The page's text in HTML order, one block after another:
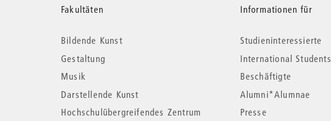
Weitere
Informationen
Fakultäten
Bildende Kunst
Gestaltung
Musik
Darstellende Kunst
Hochschulübergreifendes Zentrum
Informationen für
Studieninteressierte
International Students
Beschäftigte
Alumni*Alumnae
Presse